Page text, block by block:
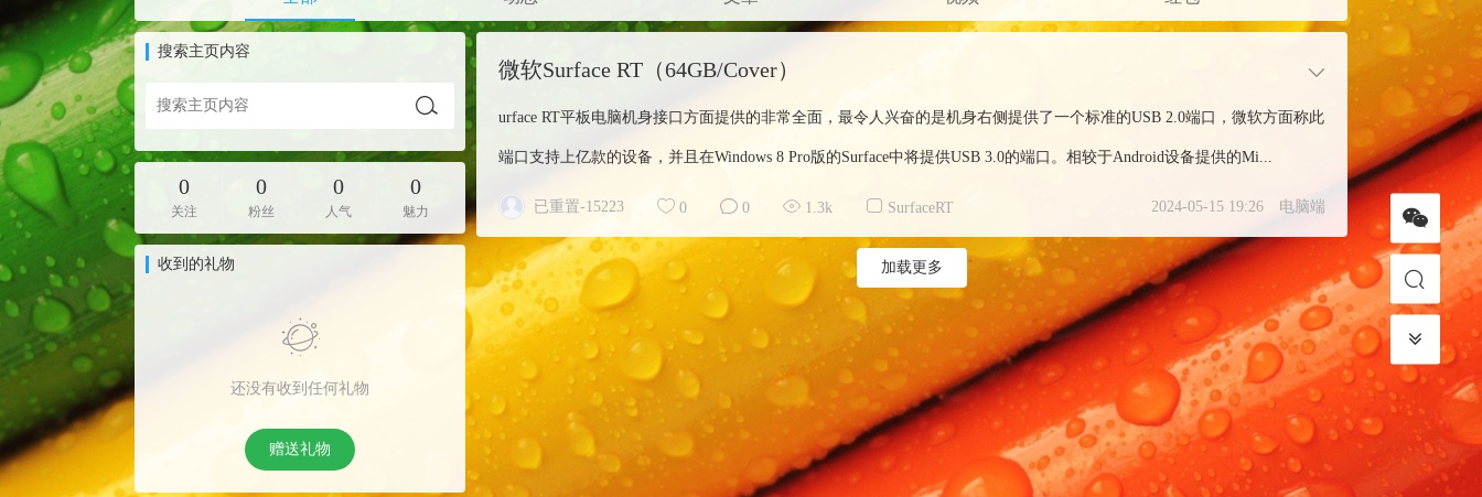
搜索主页内容
0
关注
0
粉丝
0
人气
0
魅力
收到的礼物
还没有收到任何礼物
赠送礼物
微软Surface RT（64GB/Cover）
urface RT平板电脑机身接口方面提供的非常全面，最令人兴奋的是机身右侧提供了一个标准的USB 2.0端口，微软方面称此
端口支持上亿款的设备，并且在Windows 8 Pro版的Surface中将提供USB 3.0的端口。相较于Android设备提供的Mi...
已重置-15223 0 0 1.3k SurfaceRT 2024-05-15 19:26 电脑端
加载更多